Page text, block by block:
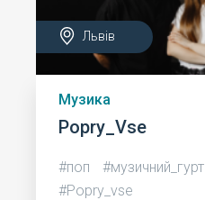
Львів
Музика
Popry_Vse
#поп #музичний_гурт
#Popry_vse